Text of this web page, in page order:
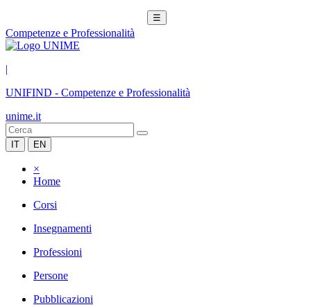
☰
Competenze e Professionalità
|
UNIFIND - Competenze e Professionalità
unime.it
IT EN
×
Home
Corsi
Insegnamenti
Professioni
Persone
Pubblicazioni